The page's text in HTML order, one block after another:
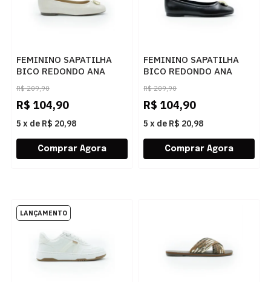
FEMININO SAPATILHA
BICO REDONDO ANA
CAPRI C3007801410003
OFF PEROLA
R$ 209,90
R$ 104,90
5 x de R$ 20,98
FEMININO SAPATILHA
BICO REDONDO ANA
CAPRI C3007801410001
PRETO
R$ 209,90
R$ 104,90
5 x de R$ 20,98